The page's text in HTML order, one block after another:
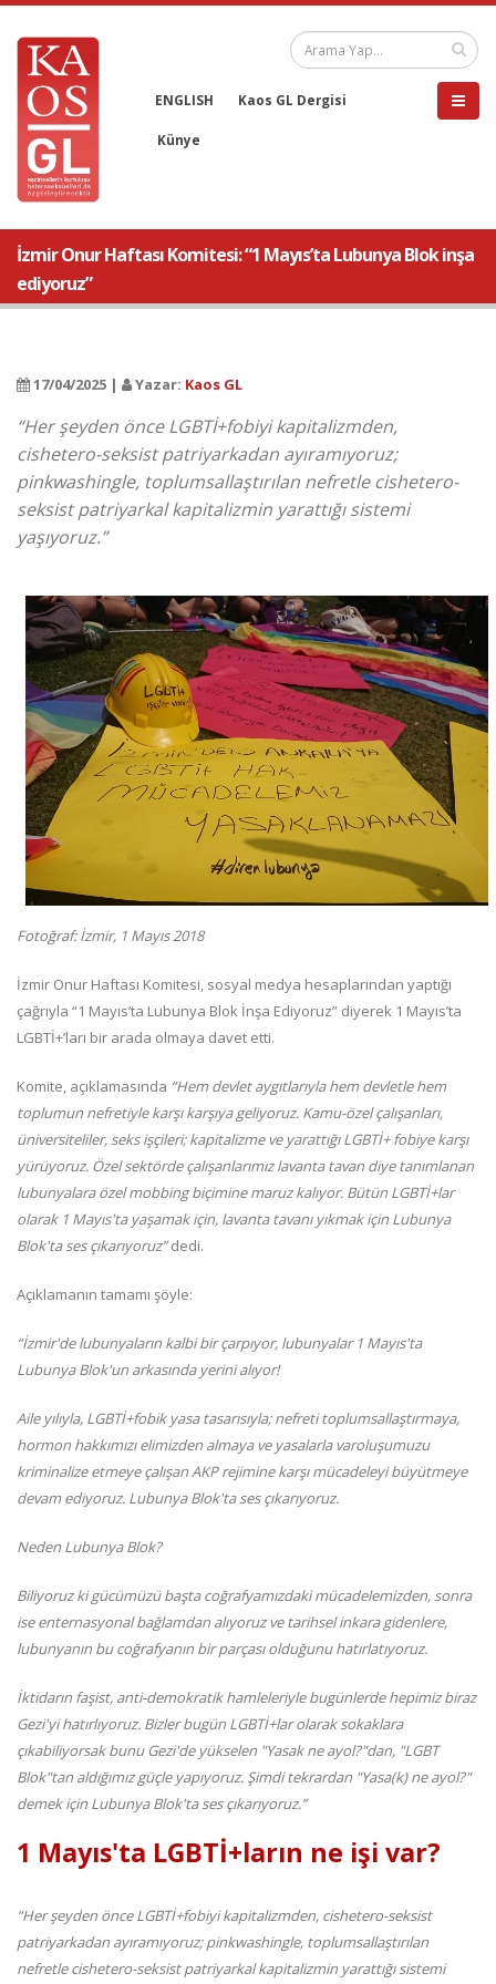
ENGLISH Kaos GL Dergisi
Künye
İzmir Onur Haftası Komitesi: “1 Mayıs’ta Lubunya Blok inşa
ediyoruz”
17/04/2025 | Yazar: Kaos GL
“Her şeyden önce LGBTİ+fobiyi kapitalizmden,
cishetero-seksist patriyarkadan ayıramıyoruz;
pinkwashingle, toplumsallaştırılan nefretle cishetero-
seksist patriyarkal kapitalizmin yarattığı sistemi
yaşıyoruz.”
Fotoğraf: İzmir, 1 Mayıs 2018
İzmir Onur Haftası Komitesi, sosyal medya hesaplarından yaptığı
çağrıyla “1 Mayıs’ta Lubunya Blok İnşa Ediyoruz” diyerek 1 Mayıs’ta
LGBTİ+’ları bir arada olmaya davet etti.
Komite, açıklamasında “Hem devlet aygıtlarıyla hem devletle hem
toplumun nefretiyle karşı karşıya geliyoruz. Kamu-özel çalışanları,
üniversiteliler, seks işçileri; kapitalizme ve yarattığı LGBTİ+ fobiye karşı
yürüyoruz. Özel sektörde çalışanlarımız lavanta tavan diye tanımlanan
lubunyalara özel mobbing biçimine maruz kalıyor. Bütün LGBTİ+lar
olarak 1 Mayıs'ta yaşamak için, lavanta tavanı yıkmak için Lubunya
Blok'ta ses çıkarıyoruz”dedi.
Açıklamanın tamamı şöyle:
“İzmir'de lubunyaların kalbi bir çarpıyor, lubunyalar 1 Mayıs'ta
Lubunya Blok'un arkasında yerini alıyor!
Aile yılıyla, LGBTİ+fobik yasa tasarısıyla; nefreti toplumsallaştırmaya,
hormon hakkımızı elimizden almaya ve yasalarla varoluşumuzu
kriminalize etmeye çalışan AKP rejimine karşı mücadeleyi büyütmeye
devam ediyoruz. Lubunya Blok'ta ses çıkarıyoruz.
Neden Lubunya Blok?
Biliyoruz ki gücümüzü başta coğrafyamızdaki mücadelemizden, sonra
ise enternasyonal bağlamdan alıyoruz ve tarihsel inkara gidenlere,
lubunyanın bu coğrafyanın bir parçası olduğunu hatırlatıyoruz.
İktidarın faşist, anti-demokratik hamleleriyle bugünlerde hepimiz biraz
Gezi'yi hatırlıyoruz. Bizler bugün LGBTİ+lar olarak sokaklara
çıkabiliyorsak bunu Gezi'de yükselen "Yasak ne ayol?"dan, "LGBT
Blok"tan aldığımız güçle yapıyoruz. Şimdi tekrardan "Yasa(k) ne ayol?"
demek için Lubunya Blok'ta ses çıkarıyoruz.”
1 Mayıs'ta LGBTİ+ların ne işi var?
“Her şeyden önce LGBTİ+fobiyi kapitalizmden, cishetero-seksist
patriyarkadan ayıramıyoruz; pinkwashingle, toplumsallaştırılan
nefretle cishetero-seksist patriyarkal kapitalizmin yarattığı sistemi